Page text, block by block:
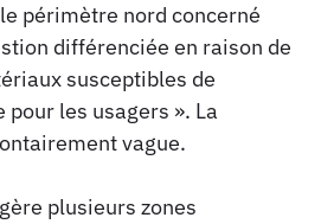
périmètre nord concerné
différenciée en raison de
susceptibles de
les usagers ». La
vague.
gère plusieurs zones